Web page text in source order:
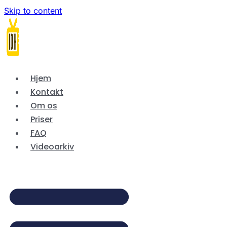
Skip to content
Hjem
Kontakt
Om os
Priser
FAQ
Videoarkiv